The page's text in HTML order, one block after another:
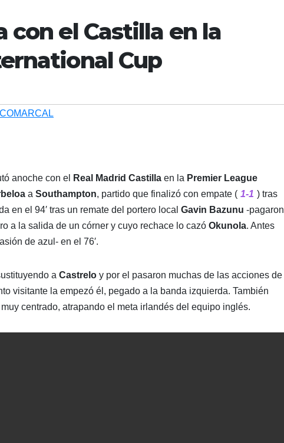
con el Castilla en la
Cup
anoche con el Real Madrid Castilla en la Premier League
a Southampton, partido que finalizó con empate ( 1-1 ) tras
en el 94′ tras un remate del portero local Gavin Bazunu -pagaron
a la salida de un córner y cuyo rechace lo cazó Okunola. Antes
de azul- en el 76′.
a Castrelo y por el pasaron muchas de las acciones de
visitante la empezó él, pegado a la banda izquierda. También
centrado, atrapando el meta irlandés del equipo inglés.